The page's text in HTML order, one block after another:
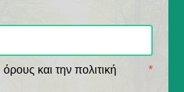
όρους και την πολιτική
*